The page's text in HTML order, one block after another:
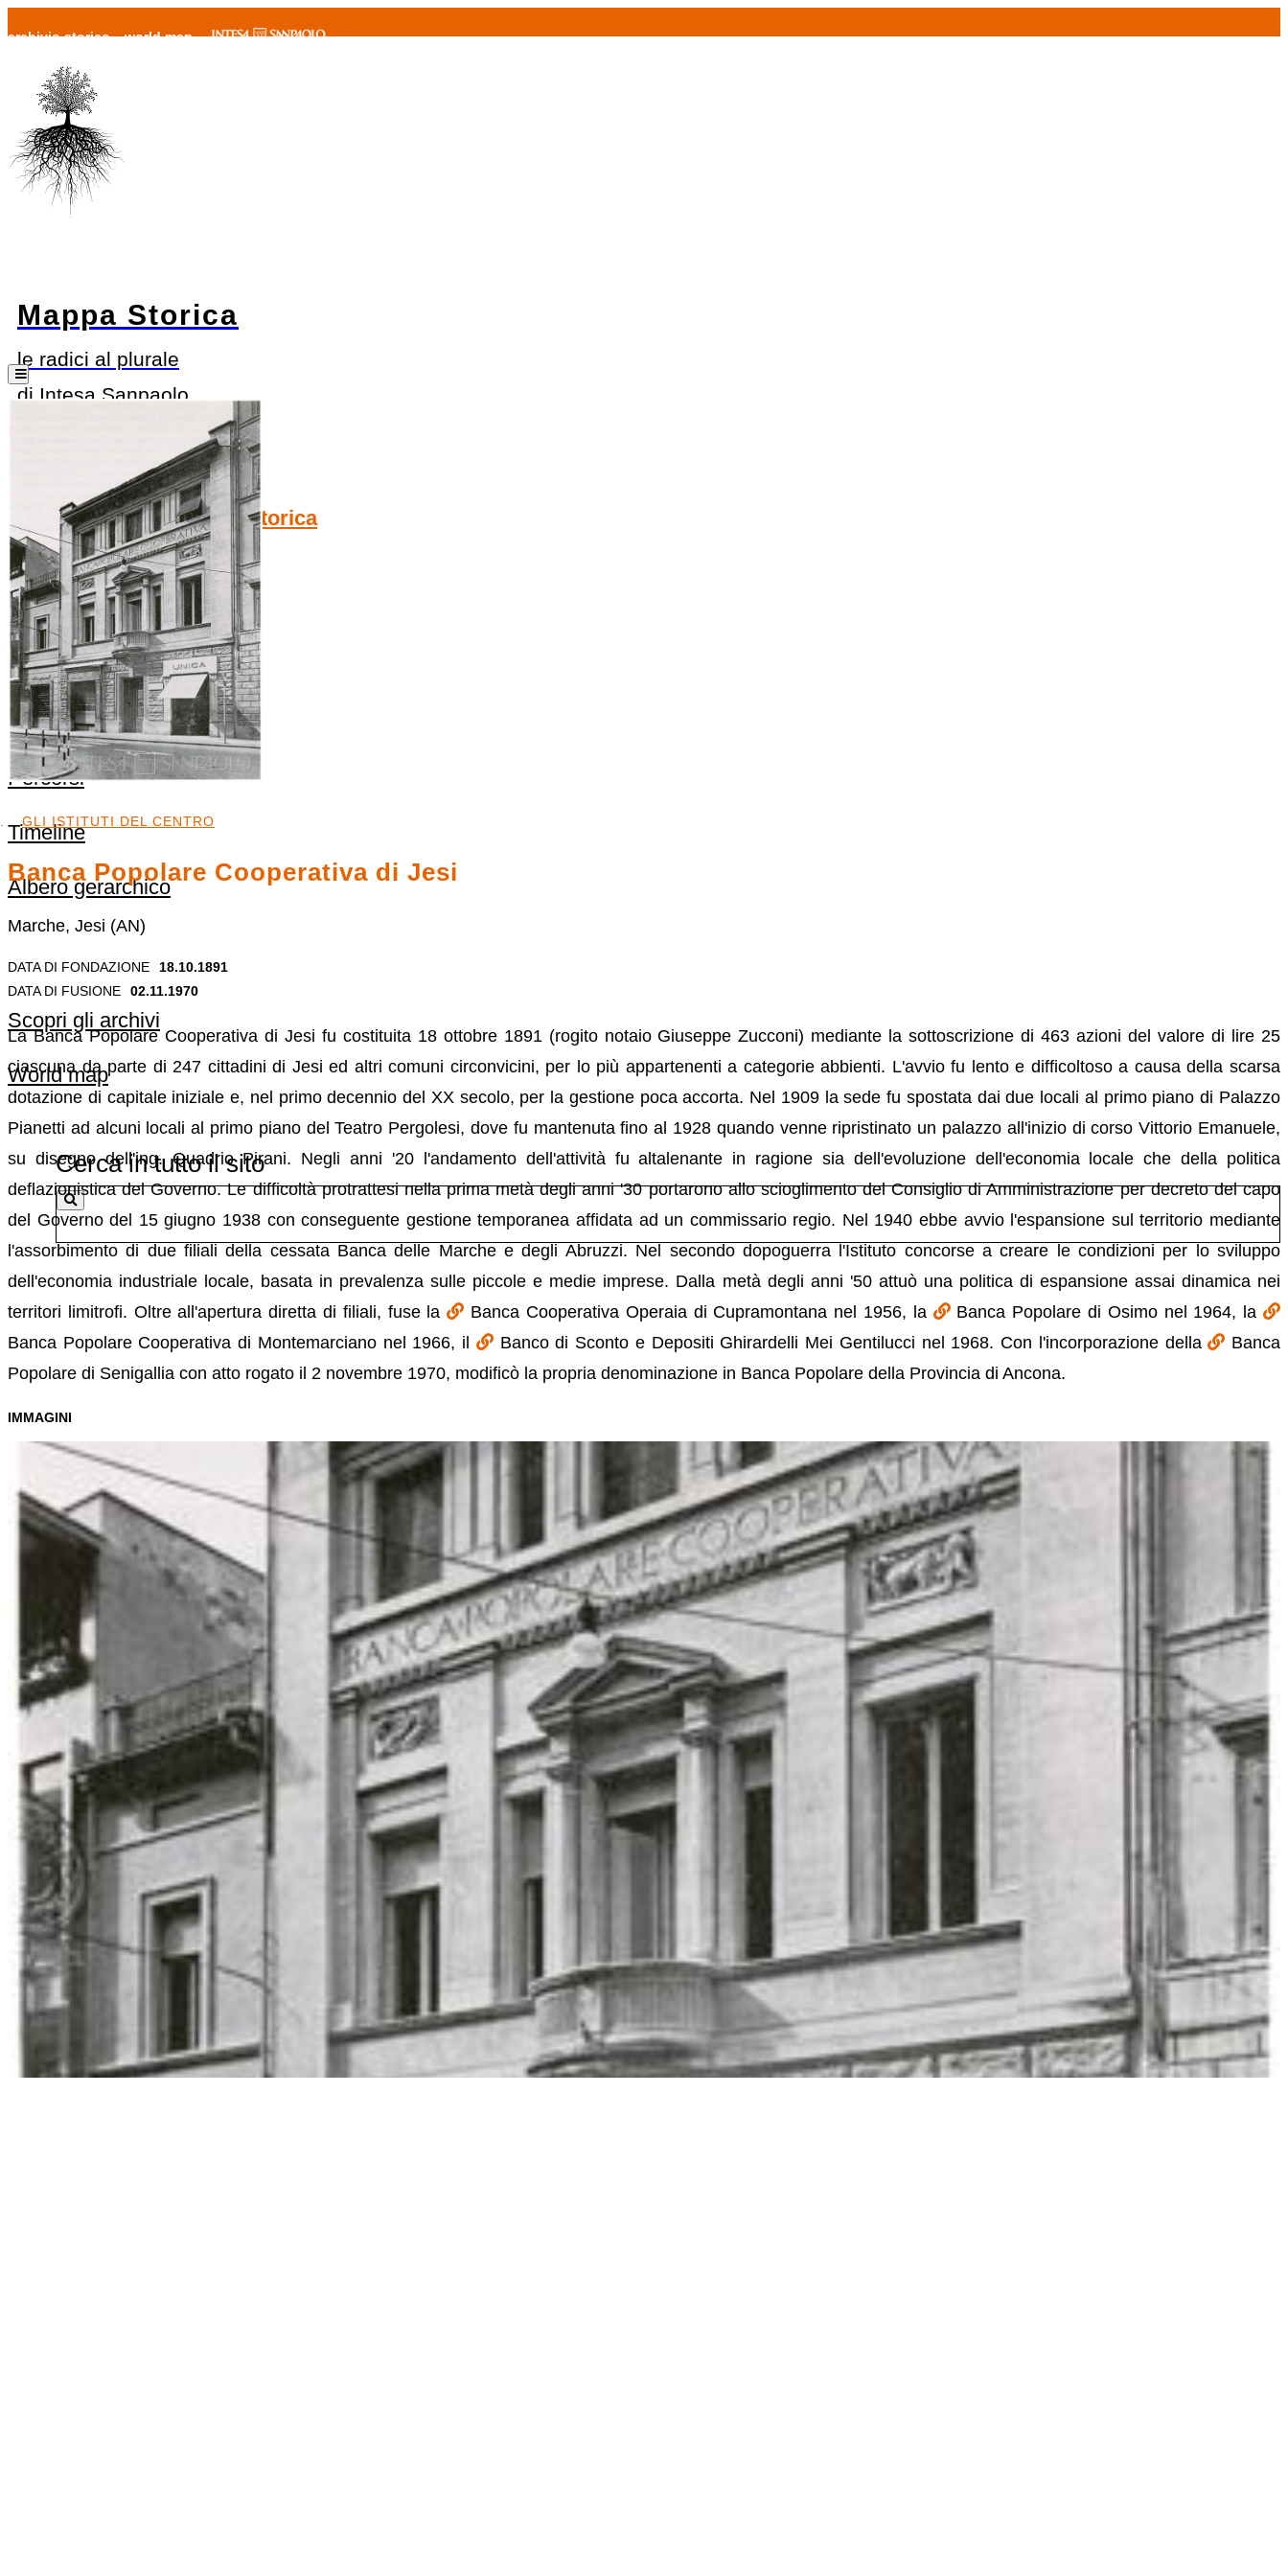
archivio storico world map
Mappa Storica
le radici al plurale
di Intesa Sanpaolo
Il progetto Mappa Storica
Credits
Esplora la mappa
Percorsi
Timeline
Albero gerarchico
Scopri gli archivi
World map
Cerca in tutto il sito
GLI ISTITUTI DEL CENTRO
Banca Popolare Cooperativa di Jesi
Marche, Jesi (AN)
DATA DI FONDAZIONE
18.10.1891
DATA DI FUSIONE
02.11.1970
La Banca Popolare Cooperativa di Jesi fu costituita 18 ottobre 1891 (rogito notaio Giuseppe Zucconi) mediante la sottoscrizione di 463 azioni del valore di lire 25
ciascuna da parte di 247 cittadini di Jesi ed altri comuni circonvicini, per lo più appartenenti a categorie abbienti. L'avvio fu lento e difficoltoso a causa della scarsa
dotazione di capitale iniziale e, nel primo decennio del XX secolo, per la gestione poca accorta. Nel 1909 la sede fu spostata dai due locali al primo piano di Palazzo
Pianetti ad alcuni locali al primo piano del Teatro Pergolesi, dove fu mantenuta fino al 1928 quando venne ripristinato un palazzo all'inizio di corso Vittorio Emanuele,
su disegno dell'ing. Quadrio Pirani. Negli anni '20 l'andamento dell'attività fu altalenante in ragione sia dell'evoluzione dell'economia locale che della politica
deflazionistica del Governo. Le difficoltà protrattesi nella prima metà degli anni '30 portarono allo scioglimento del Consiglio di Amministrazione per decreto del capo
del Governo del 15 giugno 1938 con conseguente gestione temporanea affidata ad un commissario regio. Nel 1940 ebbe avvio l'espansione sul territorio mediante
l'assorbimento di due filiali della cessata Banca delle Marche e degli Abruzzi. Nel secondo dopoguerra l'Istituto concorse a creare le condizioni per lo sviluppo
dell'economia industriale locale, basata in prevalenza sulle piccole e medie imprese. Dalla metà degli anni '50 attuò una politica di espansione assai dinamica nei
territori limitrofi. Oltre all'apertura diretta di filiali, fuse la
Banca Cooperativa Operaia di Cupramontana nel 1956, la
Banca Popolare di Osimo nel 1964, la
Banca Popolare Cooperativa di Montemarciano nel 1966, il
Banco di Sconto e Depositi Ghirardelli Mei Gentilucci nel 1968. Con l'incorporazione della
Banca
Popolare di Senigallia con atto rogato il 2 novembre 1970, modificò la propria denominazione in Banca Popolare della Provincia di Ancona.
IMMAGINI